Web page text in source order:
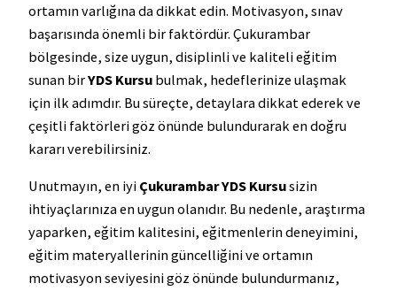
ortamın varlığına da dikkat edin. Motivasyon, sınav
başarısında önemli bir faktördür. Çukurambar
bölgesinde, size uygun, disiplinli ve kaliteli eğitim
sunan birYDS Kursu bulmak, hedeflerinize ulaşmak
için ilk adımdır. Bu süreçte, detaylara dikkat ederek ve
çeşitli faktörleri göz önünde bulundurarak en doğru
kararı verebilirsiniz.
Unutmayın, en iyi Çukurambar YDS Kursusizin
ihtiyaçlarınıza en uygun olanıdır. Bu nedenle, araştırma
yaparken, eğitim kalitesini, eğitmenlerin deneyimini,
eğitim materyallerinin güncelliğini ve ortamın
motivasyon seviyesini göz önünde bulundurmanız,